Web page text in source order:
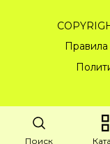
Поиск
Правила